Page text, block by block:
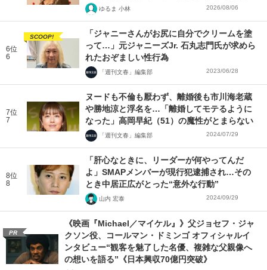
ゆるま 小林 2026/08/06
6位
6
SCOOP!
「ジャニーさんがお尻に自分でクリームを塗
って…」元ジャニーズJr. 石丸志門氏が求めら
れたおぞましい性行為
「週刊文春」編集部 2023/06/28
7位
7
ヌードも不倫も厭わず、離婚後も市川海老蔵
や勝地涼と浮名を…「離婚してモテるように
なった」高岡早紀（51）の魔性がとまらない
「週刊文春」編集部 2024/07/29
8位
8
「肝心なときに、リーダーが何やってんだ
よ」SMAPメンバーが現行犯逮捕され…その
とき中居正広がとった“意外な行動”
山内 宏泰 2024/09/29
PR
《映画『Michael／マイケル』》父ジョセフ・ジャ
クソン役、コールマン・ドミンゴ オフィシャルイ
ンタビュー“観客を魅了した名優、複雑な父親像へ
の想いを語る”《日本興収70億円突破》